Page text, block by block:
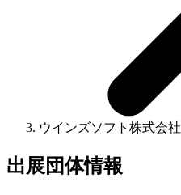
ウインズソフト株式会社
出展団体情報